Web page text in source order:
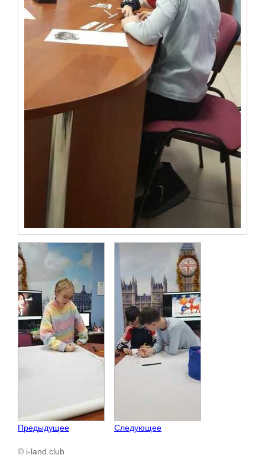
Предыдущее Следующее
© i-land.club